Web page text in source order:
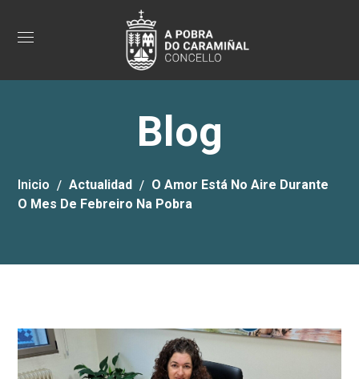
Blog
Inicio Actualidad
O Amor Está No Aire Durante
O Mes De Febreiro Na Pobra